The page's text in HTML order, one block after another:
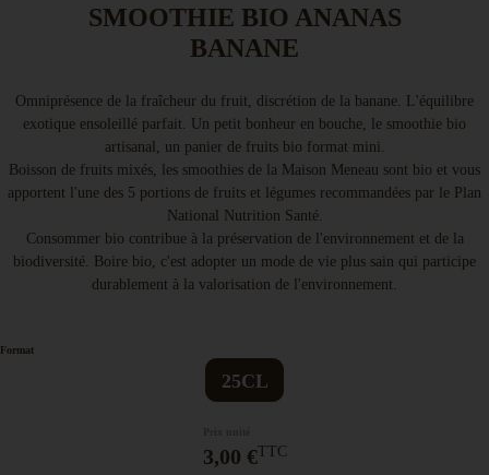
SMOOTHIE BIO ANANAS
BANANE
Omniprésence de la fraîcheur du fruit, discrétion de la banane. L'équilibre
exotique ensoleillé parfait. Un petit bonheur en bouche, le smoothie bio
artisanal, un panier de fruits bio format mini.
Boisson de fruits mixés, les smoothies de la Maison Meneau sont bio et vous
apportent l'une des 5 portions de fruits et légumes recommandées par le Plan
National Nutrition Santé.
Consommer bio contribue à la préservation de l'environnement et de la
biodiversité. Boire bio, c'est adopter un mode de vie plus sain qui participe
durablement à la valorisation de l'environnement.
Format
25CL
3,00 €TTC